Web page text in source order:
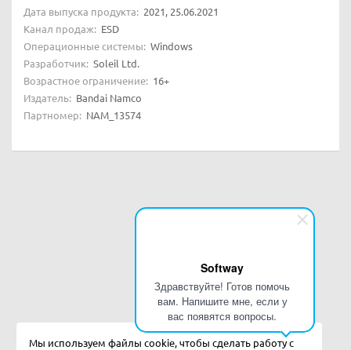
Softway
Здравствуйте! Готов помочь
вам. Напишите мне, если у
вас появятся вопросы.
Дата выпуска продукта: 2021, 25.06.2021
Канал продаж: ESD
Операционные системы: Windows
Разработчик: Soleil Ltd.
Возрастное ограничение: 16+
Издатель: Bandai Namco
Партномер: NAM_13574
Мы используем файлы cookie, чтобы сделать работу с